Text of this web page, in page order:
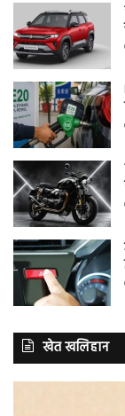
खेत खलिहान